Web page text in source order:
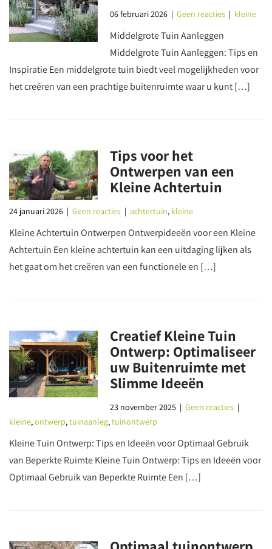
06 februari 2026 |Geen reacties | kleine
Middelgrote Tuin Aanleggen
Middelgrote Tuin Aanleggen: Tips en
Inspiratie Een middelgrote tuin biedt veel mogelijkheden voor
het creëren van een prachtige buitenruimte waar u kunt […]
Tips voor het
Ontwerpen van een
Kleine Achtertuin
24 januari 2026 | Geen reacties | achtertuin, kleine
Kleine Achtertuin Ontwerpen Ontwerpideeën voor een Kleine
Achtertuin Een kleine achtertuin kan een uitdaging lijken als
het gaat om het creëren van een functionele en […]
Creatief Kleine Tuin
Ontwerp: Optimaliseer
uw Buitenruimte met
Slimme Ideeën
23 november 2025 |Geen reacties |
kleine,ontwerp,tuinaanleg,tuinontwerp
Kleine Tuin Ontwerp: Tips en Ideeën voor Optimaal Gebruik
van Beperkte Ruimte Kleine Tuin Ontwerp: Tips en Ideeën voor
Optimaal Gebruik van Beperkte Ruimte Een […]